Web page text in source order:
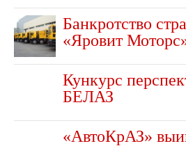
Банкротство
«Яровит
Кункурс
БЕЛАЗ
«АвтоКрАЗ»